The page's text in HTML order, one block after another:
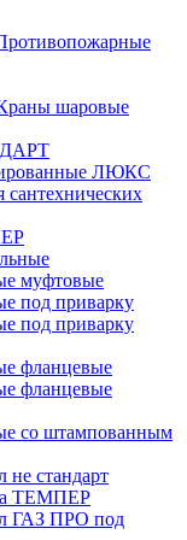
шаровые
ЛЮКС
муфтовые
под приварку
под приварку
фланцевые
фланцевые
со штампованным
стандарт
ТЕМПЕР
ГАЗ ПРО под